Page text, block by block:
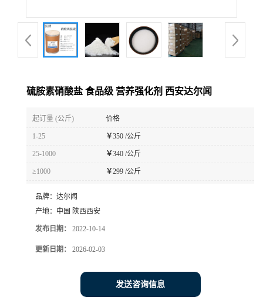
厅硫胺素硝酸盐 食品级 营养强化剂 西安达尔闻
起订量 (公斤) 价格
1-25 ￥350 /公斤
25-1000 ￥340 /公斤
≥1000 ￥299 /公斤
品牌： 达尔闻
产地： 中国 陕西西安
发布日期： 2022-10-14
更新日期： 2026-02-03
发送咨询信息